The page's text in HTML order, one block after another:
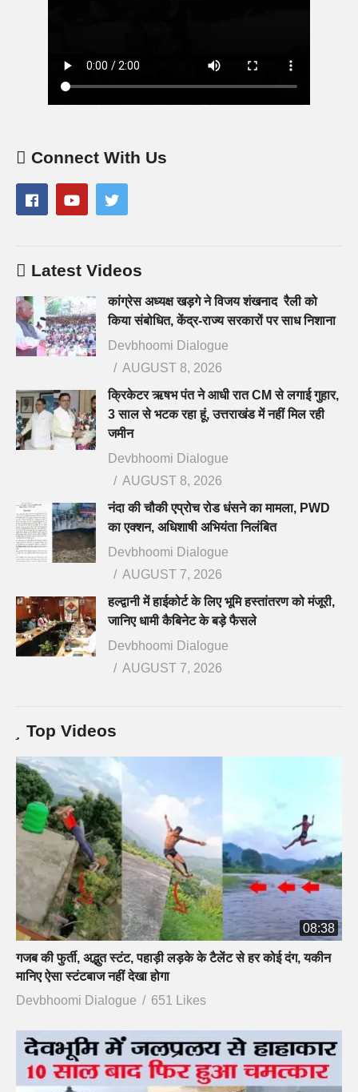
Connect With Us
Latest Videos
कांग्रेस अध्यक्ष खड़गे ने विजय शंखनाद रैली को
किया संबोधित, केंद्र-राज्य सरकारों पर साध निशाना
Devbhoomi Dialogue
AUGUST 8, 2026
क्रिकेटर ऋषभ पंत ने आधी रात CM से लगाई गुहार,
3 साल से भटक रहा हूं, उत्तराखंड में नहीं मिल रही
जमीन
Devbhoomi Dialogue
AUGUST 8, 2026
नंदा की चौकी एप्रोच रोड धंसने का मामला, PWD
का एक्शन, अधिशाषी अभियंता निलंबित
Devbhoomi Dialogue
AUGUST 7, 2026
हल्द्वानी में हाईकोर्ट के लिए भूमि हस्तांतरण को मंजूरी,
जानिए धामी कैबिनेट के बड़े फैसले
Devbhoomi Dialogue
AUGUST 7, 2026
Top Videos
08:38
गजब की फुर्ती, अद्भुत स्टंट, पहाड़ी लड़के के टैलेंट से हर कोई दंग, यकीन
मानिए ऐसा स्टंटबाज नहीं देखा होगा
Devbhoomi Dialogue
651 Likes